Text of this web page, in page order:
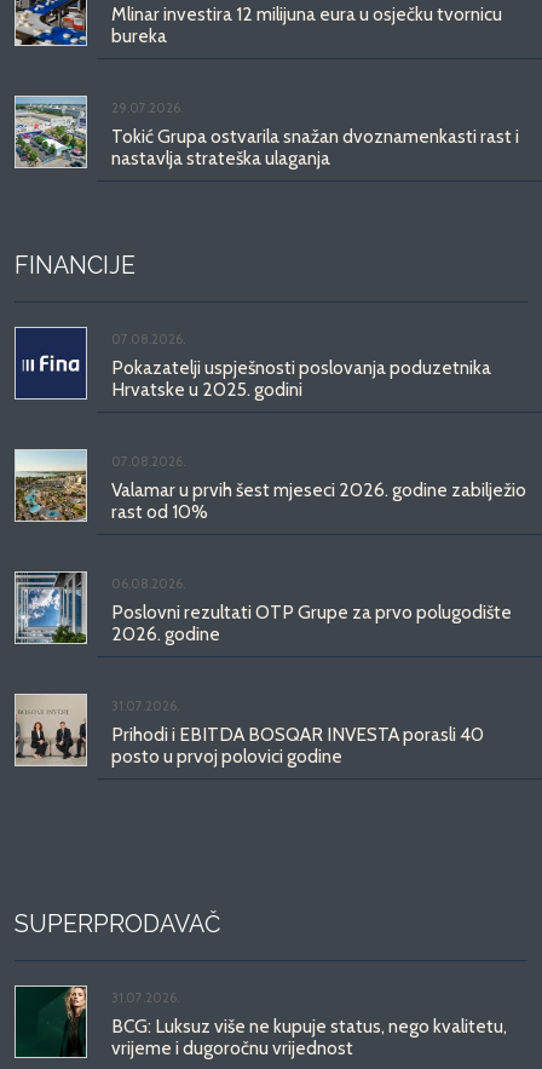
Mlinar investira 12 milijuna eura u osječku tvornicu
bureka
29.07.2026.
Tokić Grupa ostvarila snažan dvoznamenkasti rast i
nastavlja strateška ulaganja
FINANCIJE
07.08.2026.
Pokazatelji uspješnosti poslovanja poduzetnika
Hrvatske u 2025. godini
07.08.2026.
Valamar u prvih šest mjeseci 2026. godine zabilježio
rast od 10%
06.08.2026.
Poslovni rezultati OTP Grupe za prvo polugodište
2026. godine
31.07.2026.
Prihodi i EBITDA BOSQAR INVESTA porasli 40
posto u prvoj polovici godine
SUPERPRODAVAČ
31.07.2026.
BCG: Luksuz više ne kupuje status, nego kvalitetu,
vrijeme i dugoročnu vrijednost